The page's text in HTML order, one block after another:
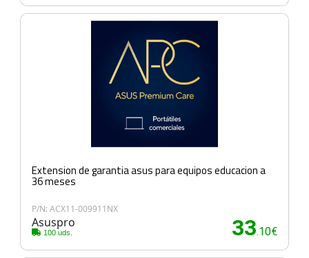
Extension de garantia asus para equipos educacion a
36 meses
P/N: ACX11-009911NX
Asuspro
100 uds. 33.10€